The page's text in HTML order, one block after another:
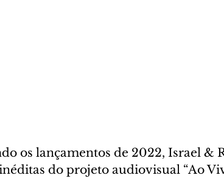
os lançamentos de 2022, Israel &
do projeto audiovisual “Ao